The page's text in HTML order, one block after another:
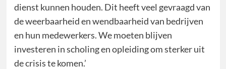
dienst kunnen houden. Dit heeft veel gevraagd van
de weerbaarheid en wendbaarheid van bedrijven
en hun medewerkers. We moeten blijven
investeren in scholing en opleiding om sterker uit
de crisis te komen.’